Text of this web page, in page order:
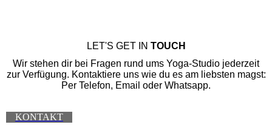
LET'S GET IN TOUCH
Wir stehen dir bei Fragen rund ums Yoga-Studio jederzeit
zur Verfügung. Kontaktiere uns wie du es am liebsten magst:
Per Telefon, Email oder Whatsapp.
KONTAKT